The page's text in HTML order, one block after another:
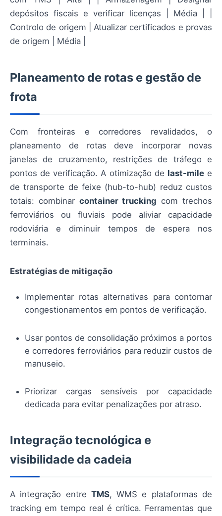
depósitos fiscais e verificar licenças | Média | |
Controlo de origem | Atualizar certificados e provas
de origem | Média |
Planeamento de rotas e gestão de
frota
Com fronteiras e corredores revalidados, o
planeamento de rotas deve incorporar novas
janelas de cruzamento, restrições de tráfego e
pontos de verificação. A otimização de last-milee
de transporte de feixe (hub-to-hub) reduz custos
totais: combinar container trucking com trechos
ferroviários ou fluviais pode aliviar capacidade
rodoviária e diminuir tempos de espera nos
terminais.
Estratégias de mitigação
Implementar rotas alternativas para contornar
congestionamentos em pontos de verificação.
Usar pontos de consolidação próximos a portos
e corredores ferroviários para reduzir custos de
manuseio.
Priorizar cargas sensíveis por capacidade
dedicada para evitar penalizações por atraso.
Integração tecnológica e
visibilidade da cadeia
A integração entre TMS, WMS e plataformas de
tracking em tempo real é crítica. Ferramentas que